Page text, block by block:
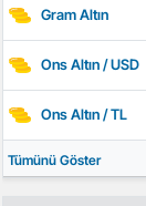
Gram Altın
Ons Altın / USD
Ons Altın / TL
Tümünü Göster